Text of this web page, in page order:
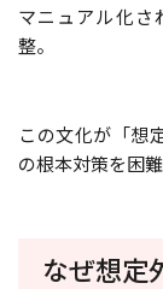
マニュアル化さ
整。
この文化が「想
の根本対策を困
なぜ想定